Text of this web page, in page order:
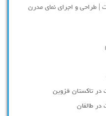
| طراحی و اجرای نمای مدرن
در تاکستان قزوین
طالقان